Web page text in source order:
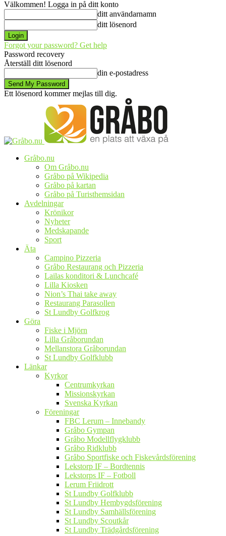
Välkommen! Logga in på ditt konto
ditt användarnamn
ditt lösenord
Forgot your password? Get help
Password recovery
Återställ ditt lösenord
din e-postadress
Ett lösenord kommer mejlas till dig.
Gråbo.nu
Om Gråbo.nu
Gråbo på Wikipedia
Gråbo på kartan
Gråbo på Turisthemsidan
Avdelningar
Krönikor
Nyheter
Medskapande
Sport
Äta
Campino Pizzeria
Gråbo Restaurang och Pizzeria
Lailas konditori & Lunchcafé
Lilla Kiosken
Nion’s Thai take away
Restaurang Parasollen
St Lundby Golfkrog
Göra
Fiske i Mjörn
Lilla Gråborundan
Mellanstora Gråborundan
St Lundby Golfklubb
Länkar
Kyrkor
Centrumkyrkan
Missionskyrkan
Svenska Kyrkan
Föreningar
FBC Lerum – Innebandy
Gråbo Gympan
Gråbo Modellflygklubb
Gråbo Ridklubb
Gråbo Sportfiske och Fiskevårdsförening
Lekstorp IF – Bordtennis
Lekstorps IF – Fotboll
Lerum Friidrott
St Lundby Golfklubb
St Lundby Hembygdsförening
St Lundby Samhällsförening
St Lundby Scoutkår
St Lundby Trädgårdsförening